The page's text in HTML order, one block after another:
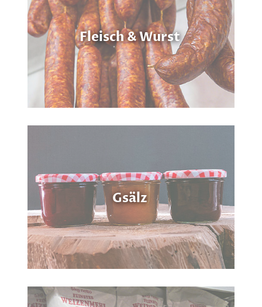
Fleisch & Wurst
Gsälz